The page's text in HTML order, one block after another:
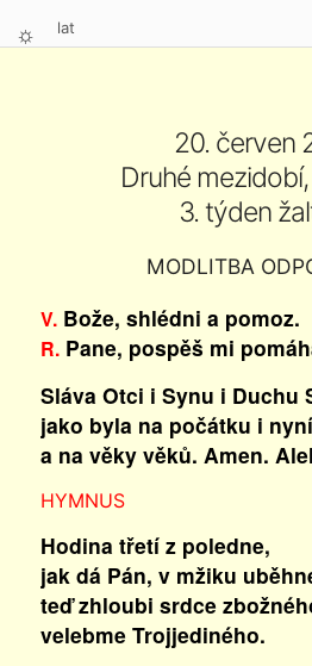
⛭ lat
20. červen
Druhé
3. týden
MODLITBA
V.Bože, shlédni a pomoz.
R.Pane, pospěš mi
Sláva Otci i Synu i Duchu
jako byla na počátku i
a na věky věků. Amen.
HYMNUS
Hodina třetí z poledne,
jak dá Pán, v mžiku
teď zhloubi srdce
velebme Trojjediného.